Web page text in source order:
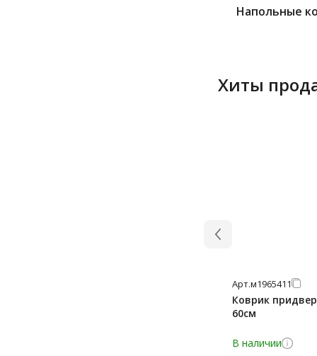
Напольные
Хиты
Арт.м1965411
Коврик
60см
В наличии